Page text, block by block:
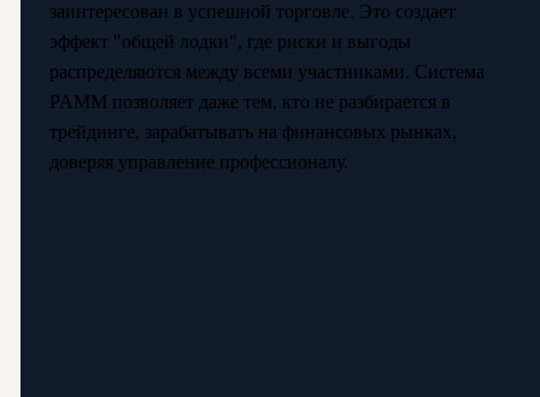
заинтересован в успешной торговле. Это создает
эффект "общей лодки", где риски и выгоды
распределяются между всеми участниками. Система
PAMM позволяет даже тем, кто не разбирается в
трейдинге, зарабатывать на финансовых рынках,
доверяя управление профессионалу.